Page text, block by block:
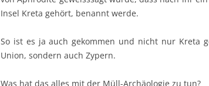
Insel Kreta gehört, benannt werde.
So ist es ja auch gekommen und nicht nur Kreta
Union, sondern auch Zypern.
Was hat das alles mit der Müll-Archäologie zu tun?